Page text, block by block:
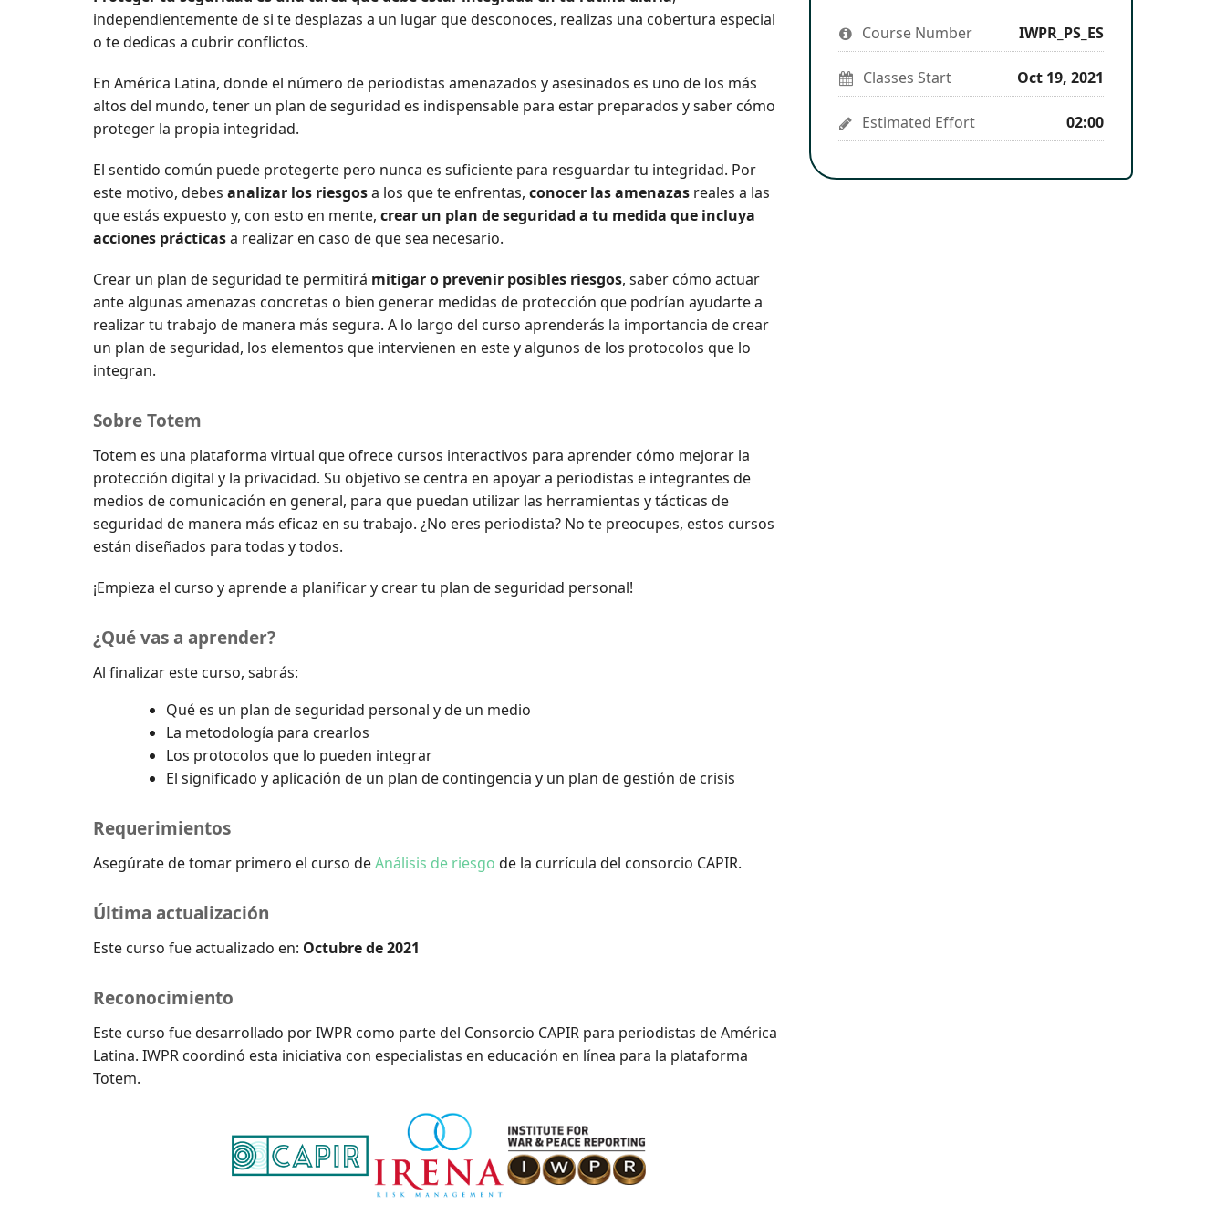
independientemente de si te desplazas a un lugar que desconoces, realizas una cobertura especial
o te dedicas a cubrir conflictos.
En América Latina, donde el número de periodistas amenazados y asesinados es uno de los más
altos del mundo, tener un plan de seguridad es indispensable para estar preparados y saber cómo
proteger la propia integridad.
El sentido común puede protegerte pero nunca es suficiente para resguardar tu integridad. Por
este motivo, debes analizar los riesgosa los que te enfrentas, conocer las amenazas reales a las
que estás expuesto y, con esto en mente, crear un plan de seguridad a tu medida que incluya
acciones prácticasa realizar en caso de que sea necesario.
Crear un plan de seguridad te permitirá mitigar o prevenir posibles riesgos, saber cómo actuar
ante algunas amenazas concretas o bien generar medidas de protección que podrían ayudarte a
realizar tu trabajo de manera más segura. A lo largo del curso aprenderás la importancia de crear
un plan de seguridad, los elementos que intervienen en este y algunos de los protocolos que lo
integran.
Sobre Totem
Totem es una plataforma virtual que ofrece cursos interactivos para aprender cómo mejorar la
protección digital y la privacidad. Su objetivo se centra en apoyar a periodistas e integrantes de
medios de comunicación en general, para que puedan utilizar las herramientas y tácticas de
seguridad de manera más eficaz en su trabajo. ¿No eres periodista? No te preocupes, estos cursos
están diseñados para todas y todos.
¡Empieza el curso y aprende a planificar y crear tu plan de seguridad personal!
¿Qué vas a aprender?
Al finalizar este curso, sabrás:
Qué es un plan de seguridad personal y de un medio
La metodología para crearlos
Los protocolos que lo pueden integrar
El significado y aplicación de un plan de contingencia y un plan de gestión de crisis
Requerimientos
Asegúrate de tomar primero el curso deAnálisis de riesgo de la currícula del consorcio CAPIR.
Última actualización
Este curso fue actualizado en: Octubre de 2021
Reconocimiento
Este curso fue desarrollado por IWPR como parte del Consorcio CAPIR para periodistas de América
Latina. IWPR coordinó esta iniciativa con especialistas en educación en línea para la plataforma
Totem.
enrolled
in
this
course
say
you've
enrolled
course
stay
updatedenrolled
in
this
course
Course Number IWPR_PS_ES
Classes Start Oct 19, 2021
Estimated Effort 02:00